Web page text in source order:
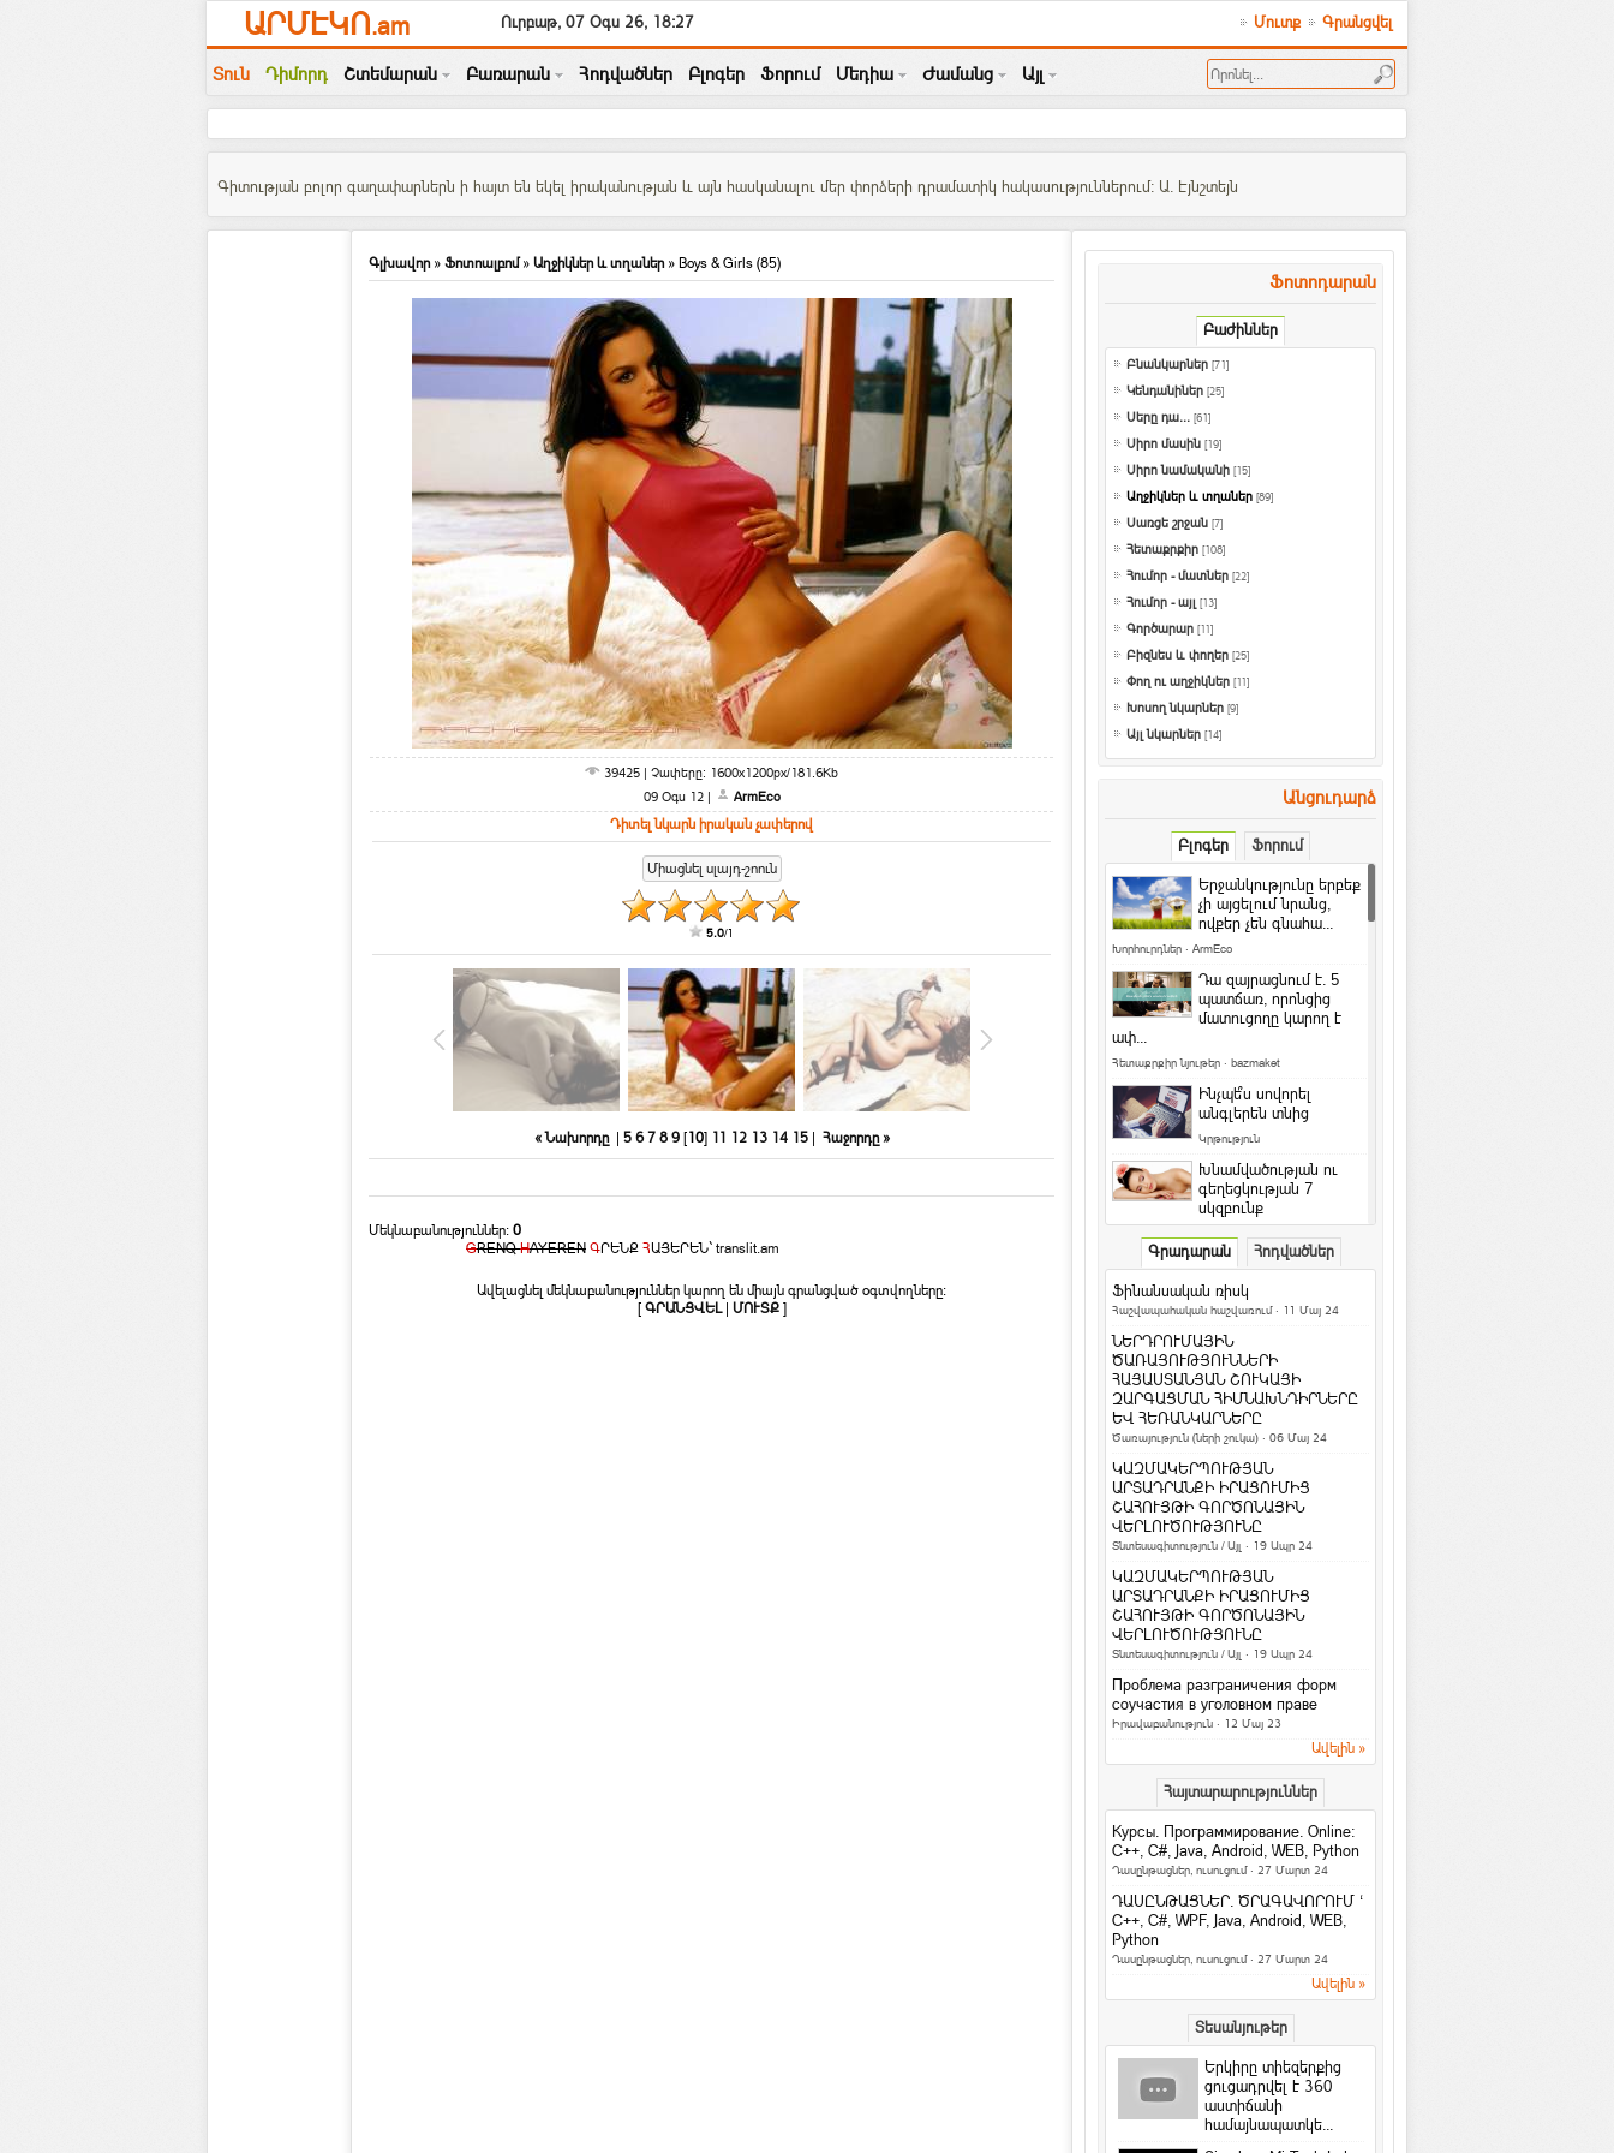
ԱՐՄԷԿՈ.am Ուրբաթ, 07 Օգս 26, 18:27 Մուտք Գրանցվել
Տուն Դիմորդ Շտեմարան Բառարան Հոդվածներ Բլոգեր Ֆորում Մեդիա Ժամանց Այլ
Գիտության բոլոր գաղափարներն ի հայտ են եկել իրականության և այն հասկանալու մեր փորձերի դրամատիկ հակասություններում: Ա. Էյնշտեյն
Գլխավոր» Ֆոտոալբոմ» Աղջիկներ և տղաներ» Boys & Girls (85)
39425 | Չափերը: 1600x1200px/181.6Kb
09 Օգս 12 |
ArmEco
Դիտել նկարն իրական չափերով
5.0/1
« Նախորդը| 5 6 7 8 9[10] 11 12 13 14 15| Հաջորդը »
Մեկնաբանություններ: 0
GRENQHAYEREN ԳՐԵՆՔ ՀԱՅԵՐԵՆ` translit.am
Ավելացնել մեկնաբանություններ կարող են միայն գրանցված օգտվողները:
[ ԳՐԱՆՑՎԵԼ| ՄՈՒՏՔ]
Ֆոտոդարան
Բաժիններ
Բնանկարներ [71]
Կենդանիներ [25]
Սերը դա... [61]
Սիրո մասին [19]
Սիրո նամականի [15]
Աղջիկներ և տղաներ [89]
Սառցե շրջան [7]
Հետաքրքիր [108]
Հումոր - մատներ [22]
Հումոր - այլ [13]
Գործարար [11]
Բիզնես և փողեր [25]
Փող ու աղջիկներ [11]
Խոսող նկարներ [9]
Այլ նկարներ [14]
Անցուդարձ
Բլոգեր Ֆորում
Երջանկությունը երբեք
չի այցելում նրանց,
ովքեր չեն գնահա...
Խորհուրդներ · ArmEco
Դա զայրացնում է․ 5
պատճառ, որոնցից
մատուցողը կարող է
ափ...
Հետաքրքիր նյութեր · bazmaket
Ինչպե՞ս սովորել
անգլերեն տնից
Կրթություն
Խնամվածության ու
գեղեցկության 7
սկզբունք
Ի՞նչ դաջվածքներ են
նախընտրում հայերը և
արդյո՞ք հասկանու...
Երկնագույն աչքերով կատուն
համացանցի աստղ է դարձել
Տեսանյութեր / Ֆոտո
Ամանոր 2016` Կարմիր կամ Կրակե
Տոներ և օրեր
Կենդանակերպի
ամենա-ամենա
նշանները. իմացիր, թե
ինչով ես ...
Հասարակություն
4 հարց մտավոր կարողությունները
ստուգելու համար
3 գաղտնիք, որոնք տղամարդիկ
երբեք չեն բարձրաձայնում
տվյալների մշակման
կենտրոնը կաշխատի
քամու...
Համացանց ·rafoaper777
Все женщины продажны /Б. Шоу
На русском / In english
6 պարզ միջոց՝ ամուսնությունը
երջանիկ դարձնելու համար
Երջանկությունն ափի մեջ
Խորհուրդներ
Հրաշք Աղջիկ
Մտորումներ
4 լավագույն բանջարեղեն կանանց
Գրադարան Հոդվածներ
Ֆինանսական ռիսկ
Հաշվապահական հաշվառում· 11 Մայ 24
ՆԵՐԴՐՈՒՄԱՅԻՆ
ԾԱՌԱՅՈՒԹՅՈՒՆՆԵՐԻ
ՀԱՅԱՍՏԱՆՅԱՆ ՇՈՒԿԱՅԻ
ԶԱՐԳԱՑՄԱՆ ՀԻՄՆԱԽՆԴԻՐՆԵՐԸ
ԵՎ ՀԵՌԱՆԿԱՐՆԵՐԸ
Ծառայություն (ների շուկա) · 06 Մայ 24
ԿԱԶՄԱԿԵՐՊՈՒԹՅԱՆ
ԱՐՏԱԴՐԱՆՔԻ ԻՐԱՑՈՒՄԻՑ
ՇԱՀՈՒՅԹԻ ԳՈՐԾՈՆԱՅԻՆ
ՎԵՐԼՈՒԾՈՒԹՅՈՒՆԸ
Տնտեսագիտություն / Այլ · 19 Ապր 24
ԿԱԶՄԱԿԵՐՊՈՒԹՅԱՆ
ԱՐՏԱԴՐԱՆՔԻ ԻՐԱՑՈՒՄԻՑ
ՇԱՀՈՒՅԹԻ ԳՈՐԾՈՆԱՅԻՆ
ՎԵՐԼՈՒԾՈՒԹՅՈՒՆԸ
Տնտեսագիտություն / Այլ · 19 Ապր 24
Проблема разграничения форм
соучастия в уголовном праве
Իրավաբանություն · 12 Մայ 23
Ավելին »
Հայտարարություններ
Курсы. Программирование. Online:
C++, C#, Java, Android, WEB, Python
Դասընթացներ, ուսուցում· 27 Մարտ 24
ԴԱՍԸՆԹԱՑՆԵՐ. ԾՐԱԳԱՎՈՐՈՒՄ ‘
C++, C#, WPF, Java, Android, WEB,
Python
Դասընթացներ, ուսուցում· 27 Մարտ 24
Ավելին »
Տեսանյութեր
Երկիրը տիեզերքից
ցուցադրվել է 360
աստիճանի
համայնապատկե...